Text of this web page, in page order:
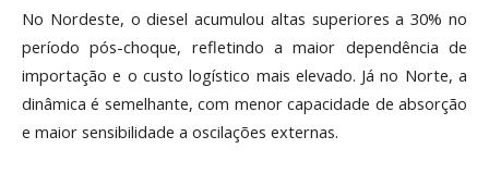
No Nordeste, o diesel acumulou altas superiores a 30% no
período pós-choque, refletindo a maior dependência de
importação e o custo logístico mais elevado. Já no Norte, a
dinâmica é semelhante, com menor capacidade de absorção
e maior sensibilidade a oscilações externas.